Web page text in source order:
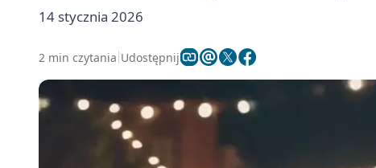
14 stycznia 2026
2 min czytania Udostępnij